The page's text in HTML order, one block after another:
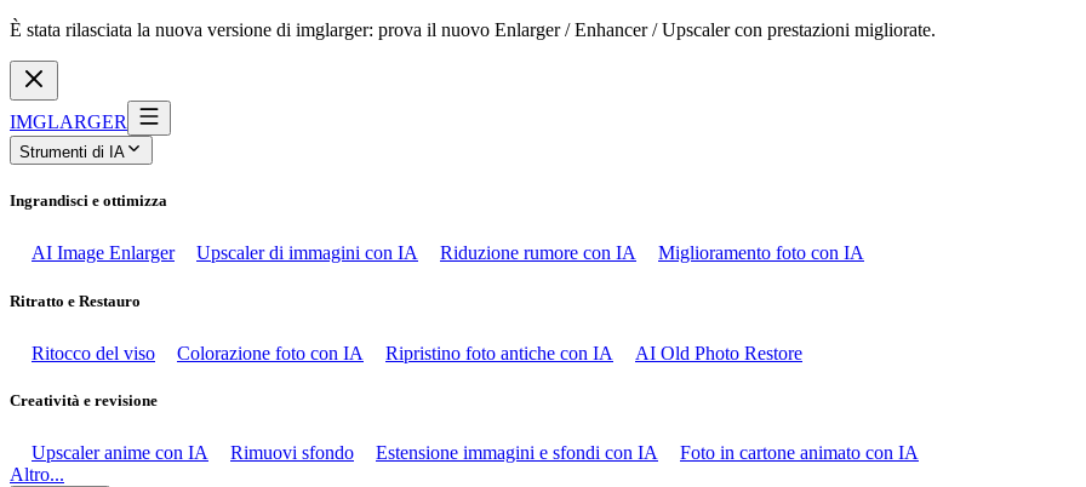
È stata rilasciata la nuova versione di imglarger: prova il nuovo Enlarger / Enhancer / Upscaler con prestazioni migliorate.
IMGLARGER
Strumenti di IA
Ingrandisci e ottimizza
AI Image Enlarger Upscaler di immagini con IA Riduzione rumore con IA Miglioramento foto con IA
Ritratto e Restauro
Ritocco del viso Colorazione foto con IA Ripristino foto antiche con IA AI Old Photo Restore
Creatività e revisione
Upscaler anime con IA Rimuovi sfondo Estensione immagini e sfondi con IA
Foto in cartone animato con IA
Altro...